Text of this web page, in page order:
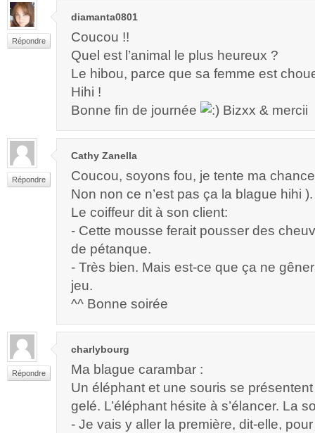
Répondre
diamanta0801
Coucou !!
Quel est l’animal le plus heureux ?
Le hibou, parce que sa femme est
Hihi !
Bonne fin de journée
Bizxx & mercii
Répondre
Cathy Zanella
Coucou, soyons fou, je tente ma
Non non ce n’est pas ça la blague hihi ).
Le coiffeur dit à son client:
- Cette mousse ferait pousser des
de pétanque.
- Très bien. Mais est-ce que ça ne
jeu.
^^ Bonne soirée
Répondre
charlybourg
Ma blague carambar :
Un éléphant et une souris se présentent
gelé. L’éléphant hésite à s’élancer. La
- Je vais y aller la première, dit-elle,